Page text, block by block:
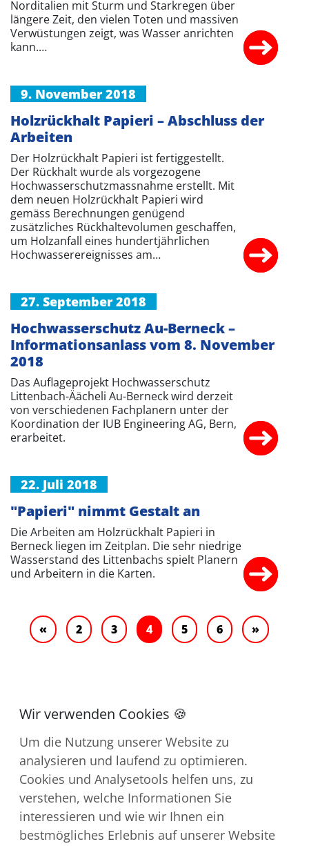
Norditalien mit Sturm und Starkregen über
längere Zeit, den vielen Toten und massiven
Verwüstungen zeigt, was Wasser anrichten
kann.…
9. November 2018
Holzrückhalt Papieri – Abschluss der
Arbeiten
Der Holzrückhalt Papieri ist fertiggestellt.
Der Rückhalt wurde als vorgezogene
Hochwasserschutzmassnahme erstellt. Mit
dem neuen Holzrückhalt Papieri wird
gemäss Berechnungen genügend
zusätzliches Rückhaltevolumen geschaffen,
um Holzanfall eines hundertjährlichen
Hochwasserereignisses am…
27. September 2018
Hochwasserschutz Au-Berneck –
Informationsanlass vom 8. November
2018
Das Auflageprojekt Hochwasserschutz
Littenbach-Äächeli Au-Berneck wird derzeit
von verschiedenen Fachplanern unter der
Koordination der IUB Engineering AG, Bern,
erarbeitet.
22. Juli 2018
"Papieri" nimmt Gestalt an
Die Arbeiten am Holzrückhalt Papieri in
Berneck liegen im Zeitplan. Die sehr niedrige
Wasserstand des Littenbachs spielt Planern
und Arbeitern in die Karten.
« 2 3 4 5 6 »
Kontakt
Impressum
Um die Nutzung unserer Website zu
analysieren und laufend zu optimieren.
Cookies und Analysetools helfen uns, zu
verstehen, welche Informationen Sie
interessieren und wie wir Ihnen ein
bestmögliches Erlebnis auf unserer Website